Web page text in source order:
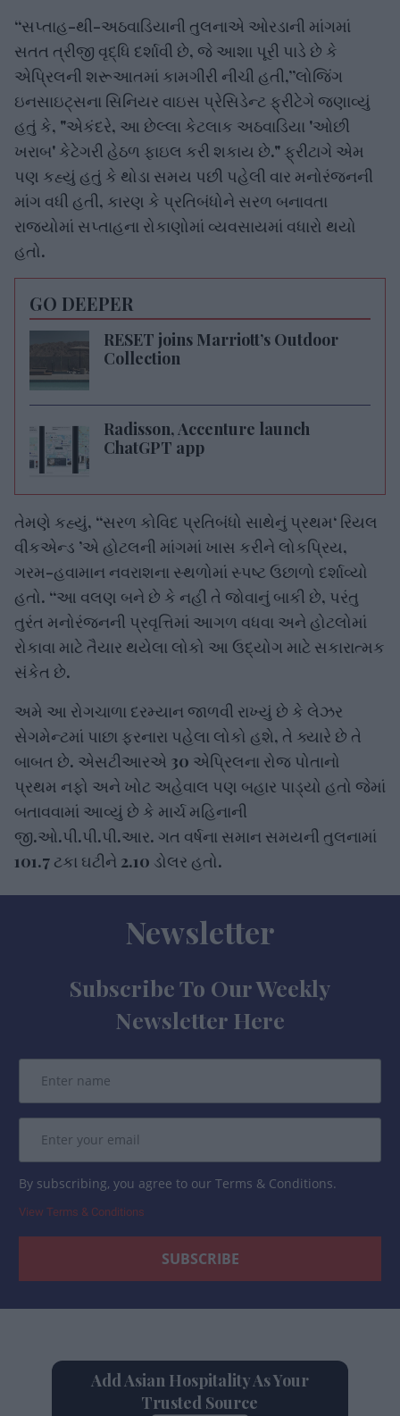
“સપ્તાહ-થી-અઠવાડિયાની તુલનાએ ઓરડાની માંગમાં
સતત ત્રીજી વૃદ્ધિ દર્શાવી છે, જે આશા પૂરી પાડે છે કે
એપ્રિલની શરૂઆતમાં કામગીરી નીચી હતી,”લોજિંગ
ઇનસાઇટ્સના સિનિયર વાઇસ પ્રેસિડેન્ટ ફ્રીટેગે જણાવ્યું
હતું કે, "એકંદરે, આ છેલ્લા કેટલાક અઠવાડિયા 'ઓછી
ખરાબ' કેટેગરી હેઠળ ફાઇલ કરી શકાય છે." ફ્રીટાગે એમ
પણ કહ્યું હતું કે થોડા સમય પછી પહેલી વાર મનોરંજનની
માંગ વધી હતી, કારણ કે પ્રતિબંધોને સરળ બનાવતા
રાજ્યોમાં સપ્તાહના રોકાણોમાં વ્યવસાયમાં વધારો થયો
હતો.
GO DEEPER
RESET joins Marriott’s Outdoor
Collection
Radisson, Accenture launch
ChatGPT app
તેમણે કહ્યું, “સરળ કોવિદ પ્રતિબંધો સાથેનું પ્રથમ‘ રિયલ
વીકએન્ડ ’એ હોટલની માંગમાં ખાસ કરીને લોકપ્રિય,
ગરમ-હવામાન નવરાશના સ્થળોમાં સ્પષ્ટ ઉછાળો દર્શાવ્યો
હતો. “આ વલણ બને છે કે નહીં તે જોવાનું બાકી છે, પરંતુ
તુરંત મનોરંજનની પ્રવૃત્તિમાં આગળ વધવા અને હોટલોમાં
રોકાવા માટે તૈયાર થયેલા લોકો આ ઉદ્યોગ માટે સકારાત્મક
સંકેત છે.
અમે આ રોગચાળા દરમ્યાન જાળવી રાખ્યું છે કે લેઝર
સેગમેન્ટમાં પાછા ફરનારા પહેલા લોકો હશે, તે ક્યારે છે તે
બાબત છે. એસટીઆરએ 30 એપ્રિલના રોજ પોતાનો
પ્રથમ નફો અને ખોટ અહેવાલ પણ બહાર પાડ્યો હતો જેમાં
બતાવવામાં આવ્યું છે કે માર્ચ મહિનાની
જી.ઓ.પી.પી.પી.આર. ગત વર્ષના સમાન સમયની તુલનામાં
101.7 ટકા ઘટીને 2.10 ડોલર હતો.
Newsletter
Subscribe To Our Weekly
Newsletter Here
By subscribing, you agree to our Terms & Conditions.
View Terms & Conditions
Add Asian Hospitality As Your
Trusted Source